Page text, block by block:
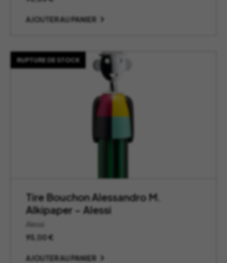
AJOUTER AU PANIER
RUPTURE DE STOCK
Tire Bouchon Alessandro M.
Alkipaper – Alessi
Alessi
95,00€
AJOUTER AU PANIER